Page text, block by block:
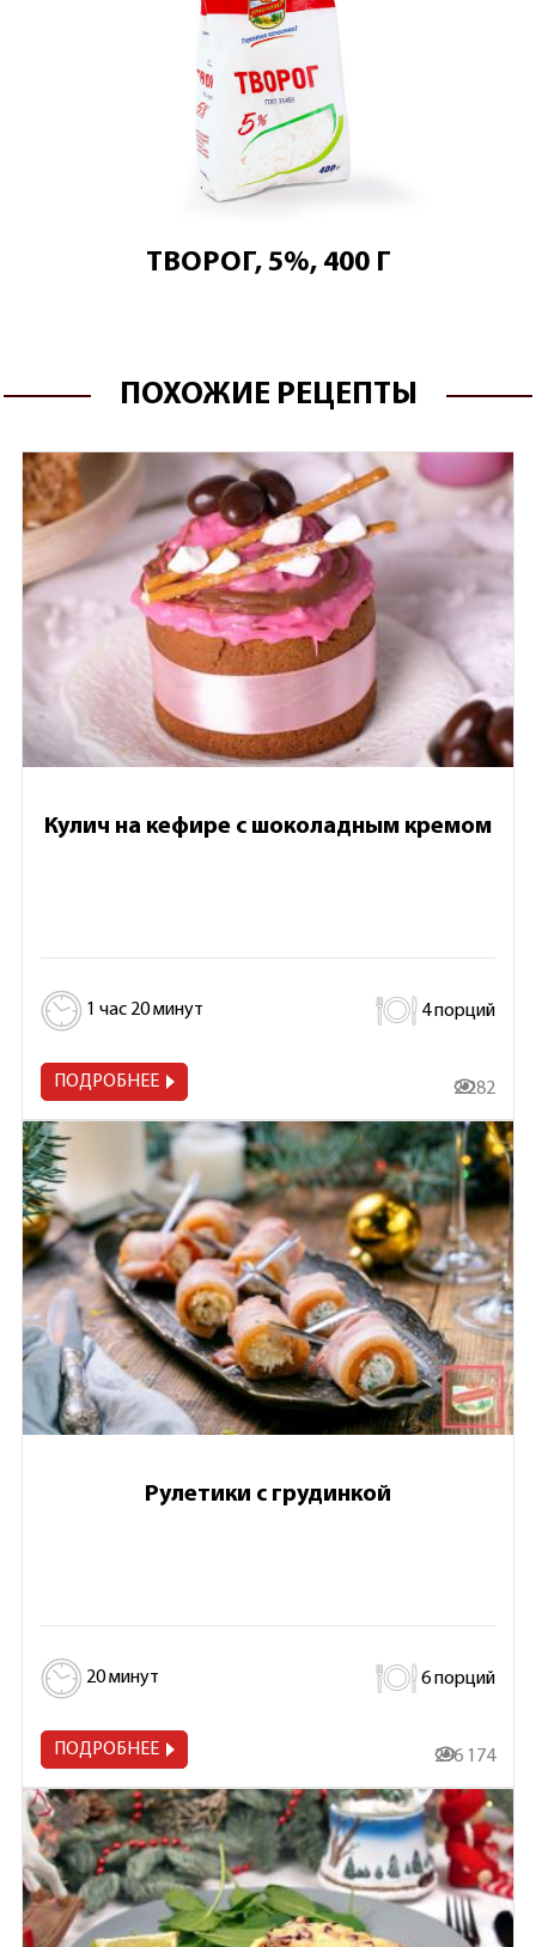
ТВОРОГ, 5%, 400 Г
ПОХОЖИЕ РЕЦЕПТЫ
Кулич на кефире с шоколадным кремом
1 час 20 минут 4 порций
ПОДРОБНЕЕ 2 282
Рулетики с грудинкой
20 минут 6 порций
ПОДРОБНЕЕ 296 174